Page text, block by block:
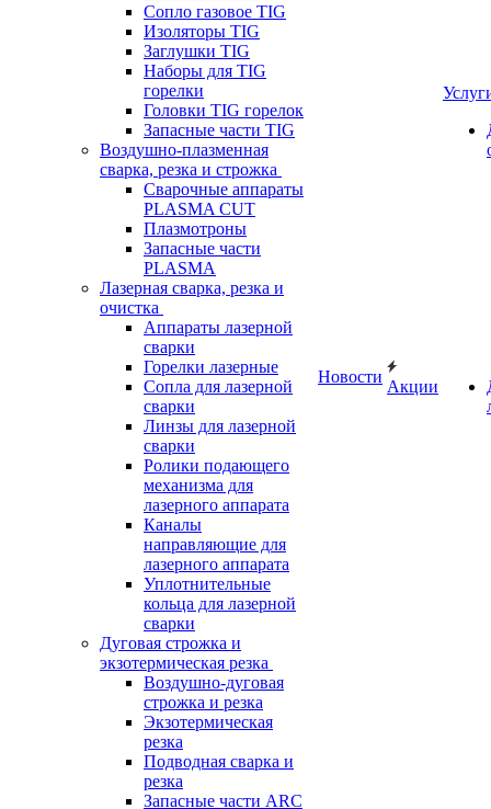
Сопло газовое TIG
Изоляторы TIG
Заглушки TIG
Наборы для TIG
горелки
Головки TIG горелок
Запасные части TIG
Воздушно-плазменная
сварка, резка и строжка
Сварочные аппараты
PLASMA CUT
Плазмотроны
Запасные части
PLASMA
Лазерная сварка, резка и
очистка
Аппараты лазерной
сварки
Горелки лазерные
Сопла для лазерной
сварки
Линзы для лазерной
сварки
Ролики подающего
механизма для
лазерного аппарата
Каналы
направляющие для
лазерного аппарата
Уплотнительные
кольца для лазерной
сварки
Дуговая строжка и
экзотермическая резка
Воздушно-дуговая
строжка и резка
Экзотермическая
резка
Подводная сварка и
резка
Запасные части ARC
Новости
Акции